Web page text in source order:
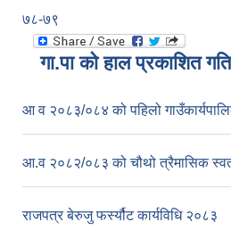
७८-७९
गा.पा काे हाल प्रकाशित
आ व २०८३/०८४ को पहिलो
आ.व २०८२/०८३ को चौथो त्रैमासिक
राजपत्र बेरुजु फर्स्यौट कार्यविधि २०८३